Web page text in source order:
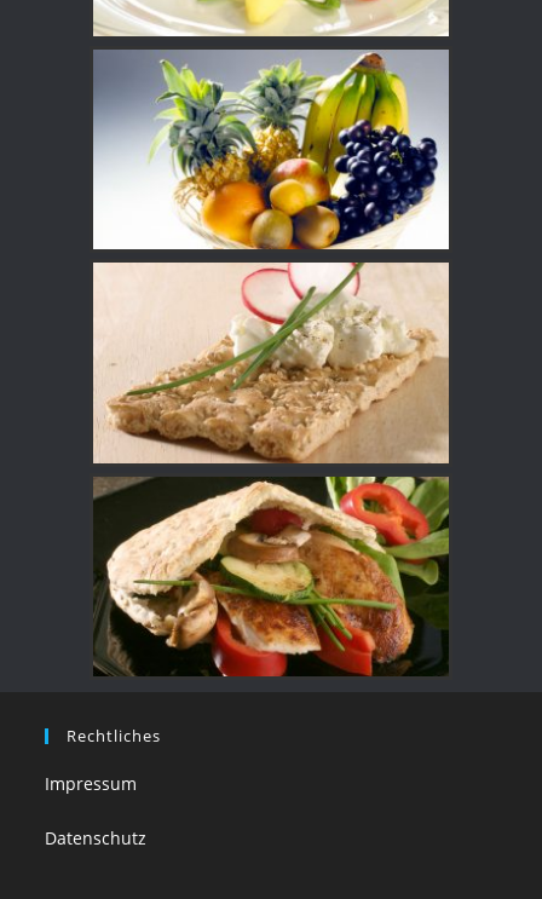
Rechtliches
Impressum
Datenschutz